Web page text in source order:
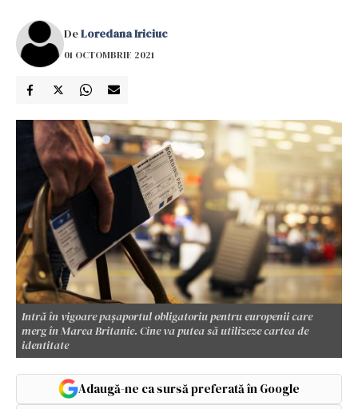
DeLoredana Iriciuc
01 OCTOMBRIE 2021
Intră în vigoare paşaportul obligatoriu pentru europenii care
merg în Marea Britanie. Cine va putea să utilizeze cartea de
identitate
Adaugă-ne ca sursă preferată în Google